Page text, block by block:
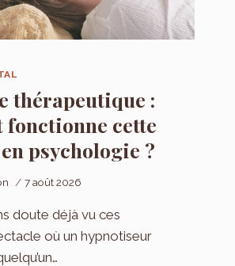
thérapeutique :
fonctionne cette
psychologie ?
7 août 2026
doute déjà vu ces
où un hypnotiseur